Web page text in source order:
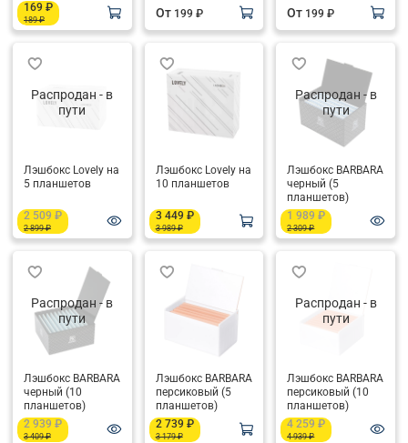
169 ₽
189 ₽
От 199 ₽ От 199 ₽
Распродан - в
пути
Лэшбокс Lovely на
5 планшетов
2 509 ₽
2 899 ₽
Лэшбокс Lovely на
10 планшетов
3 449 ₽
3 989 ₽
Распродан - в
пути
Лэшбокс BARBARA
черный (5
планшетов)
1 989 ₽
2 309 ₽
Распродан - в
пути
Лэшбокс BARBARA
черный (10
планшетов)
2 939 ₽
3 409 ₽
Лэшбокс BARBARA
персиковый (5
планшетов)
2 739 ₽
3 179 ₽
Распродан - в
пути
Лэшбокс BARBARA
персиковый (10
планшетов)
4 259 ₽
4 939 ₽